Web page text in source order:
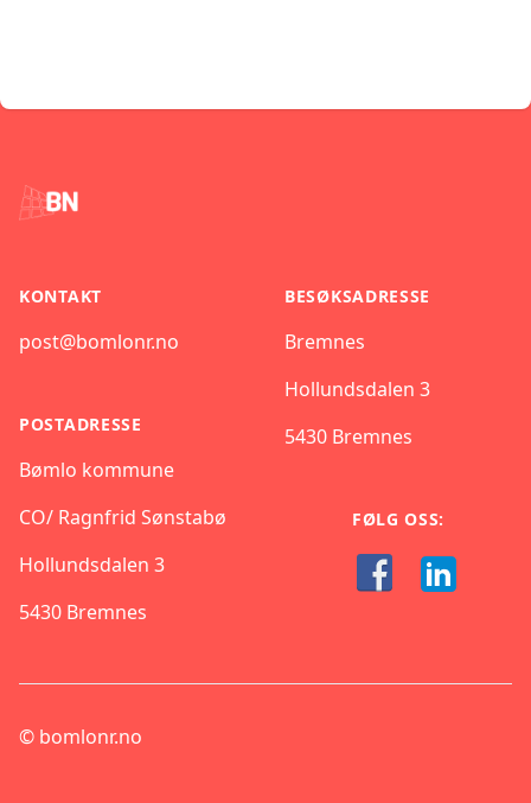
KONTAKT
post@bomlonr.no
POSTADRESSE
Bømlo kommune
CO/ Ragnfrid Sønstabø
Hollundsdalen 3
5430 Bremnes
BESØKSADRESSE
Bremnes
Hollundsdalen 3
5430 Bremnes
FØLG OSS:
© bomlonr.no